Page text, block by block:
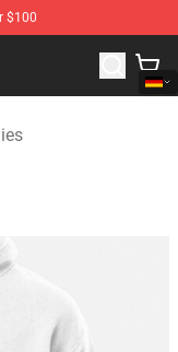
$100
Shop